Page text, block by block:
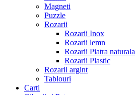
Magneti
Puzzle
Rozarii
Rozarii Inox
Rozarii lemn
Rozarii Piatra naturala
Rozarii Plastic
Rozarii argint
Tablouri
Carti